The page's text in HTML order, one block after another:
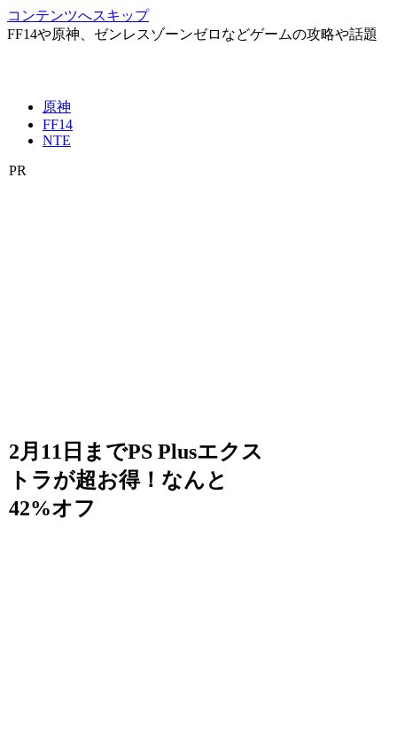
コンテンツへスキップ
FF14や原神、ゼンレスゾーンゼロなどゲームの攻略や話題
原神
FF14
NTE
PR
2月11日までPS Plusエクス
トラが超お得！なんと
42%オフ